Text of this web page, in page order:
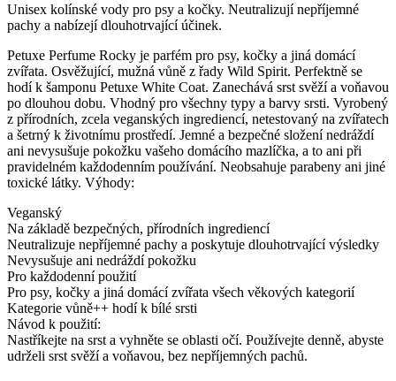
Unisex kolínské vody pro psy a kočky. Neutralizují nepříjemné
pachy a nabízejí dlouhotrvající účinek.
Petuxe Perfume Rocky je parfém pro psy, kočky a jiná domácí
zvířata. Osvěžující, mužná vůně z řady Wild Spirit. Perfektně se
hodí k šamponu Petuxe White Coat. Zanechává srst svěží a voňavou
po dlouhou dobu. Vhodný pro všechny typy a barvy srsti. Vyrobený
z přírodních, zcela veganských ingrediencí, netestovaný na zvířatech
a šetrný k životnímu prostředí. Jemné a bezpečné složení nedráždí
ani nevysušuje pokožku vašeho domácího mazlíčka, a to ani při
pravidelném každodenním používání. Neobsahuje parabeny ani jiné
toxické látky. Výhody:
Veganský
Na základě bezpečných, přírodních ingrediencí
Neutralizuje nepříjemné pachy a poskytuje dlouhotrvající výsledky
Nevysušuje ani nedráždí pokožku
Pro každodenní použití
Pro psy, kočky a jiná domácí zvířata všech věkových kategorií
Kategorie vůně++ hodí k bílé srsti
Návod k použití:
Nastříkejte na srst a vyhněte se oblasti očí. Používejte denně, abyste
udrželi srst svěží a voňavou, bez nepříjemných pachů.